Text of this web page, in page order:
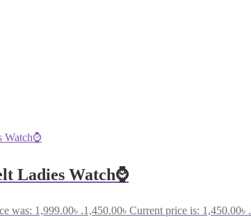
Ladies Watch⌚
was: 1,999.00৳ .1,450.00৳ Current price is: 1,450.00৳ .